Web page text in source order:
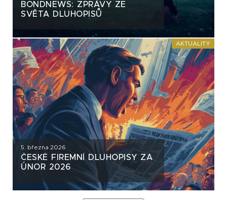
BONDNEWS: ZPRÁVY ZE
SVĚTA DLUHOPISŮ
AKTUALITY
5. března 2026
ČESKÉ FIREMNÍ DLUHOPISY ZA
ÚNOR 2026